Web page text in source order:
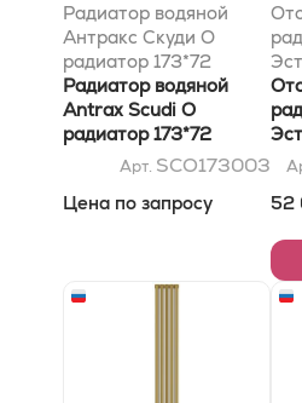
Радиатор водяной
Антракс Скуди O
радиатор 173*72
Радиатор водяной
Antrax Scudi O
радиатор 173*72
Арт. SCO173003
Цена по запросу 52